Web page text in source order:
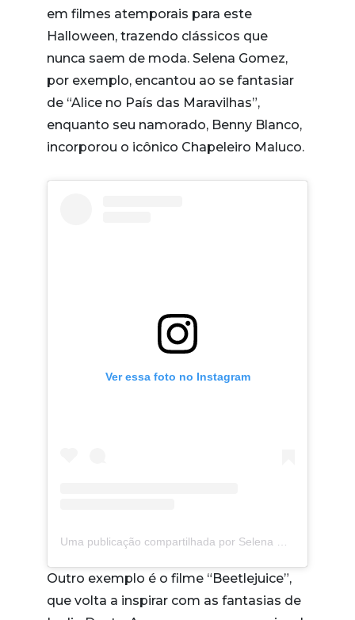
em filmes atemporais para este
Halloween, trazendo clássicos que
nunca saem de moda. Selena Gomez,
por exemplo, encantou ao se fantasiar
de “Alice no País das Maravilhas”,
enquanto seu namorado, Benny Blanco,
incorporou o icônico Chapeleiro Maluco.
Ver essa foto no Instagram
Uma publicação compartilhada por Selena Gomez (@selenagomez)
Outro exemplo é o filme “Beetlejuice”,
que volta a inspirar com as fantasias de